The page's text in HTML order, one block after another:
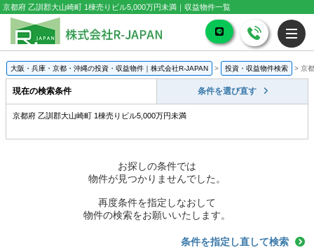
京都府 乙訓郡大山崎町 1棟売りビル5,000万円未満｜収益物件一覧
大阪・兵庫・京都・沖縄の投資・収益物件｜株式会社R-JAPAN > 投資・収益物件検索 > 京
現在の検索条件 条件を選び直す
京都府 乙訓郡大山崎町 1棟売りビル5,000万円未満
お探しの条件では
物件が見つかりませんでした。
再度条件を指定しなおして
物件の検索をお願いいたします。
条件を指定し直して検索